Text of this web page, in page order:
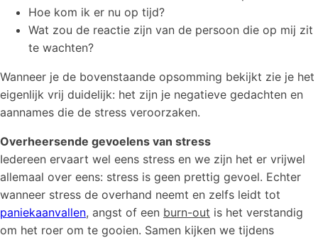
Hoe kom ik er nu op tijd?
Wat zou de reactie zijn van de persoon die op mij zit
te wachten?
Wanneer je de bovenstaande opsomming bekijkt zie je het
eigenlijk vrij duidelijk: het zijn je negatieve gedachten en
aannames die de stress veroorzaken.
Overheersende gevoelens van stress
Iedereen ervaart wel eens stress en we zijn het er vrijwel
allemaal over eens: stress is geen prettig gevoel. Echter
wanneer stress de overhand neemt en zelfs leidt tot
paniekaanvallen, angst of een burn-out is het verstandig
om het roer om te gooien. Samen kijken we tijdens